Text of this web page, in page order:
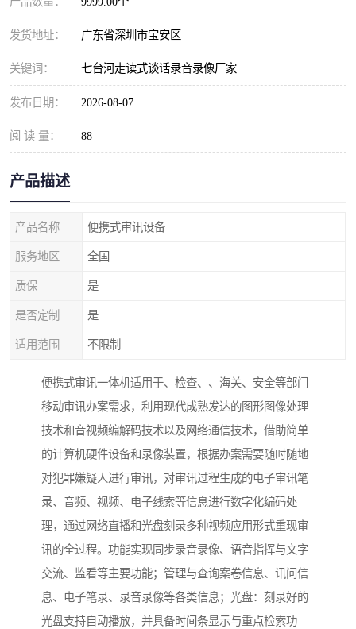
发货地址： 广东省深圳市宝安区
关键词： 七台河走读式谈话录音录像厂家
发布日期： 2026-08-07
阅 读 量： 88
产品描述
产品名称 便携式审讯设备
服务地区 全国
质保 是
是否定制 是
适用范围 不限制
便携式审讯一体机适用于、检查、、海关、安全等部门
移动审讯办案需求，利用现代成熟发达的图形图像处理
技术和音视频编解码技术以及网络通信技术，借助简单
的计算机硬件设备和录像装置，根据办案需要随时随地
对犯罪嫌疑人进行审讯，对审讯过程生成的电子审讯笔
录、音频、视频、电子线索等信息进行数字化编码处
理，通过网络直播和光盘刻录多种视频应用形式重现审
讯的全过程。功能实现同步录音录像、语音指挥与文字
交流、监看等主要功能；管理与查询案卷信息、讯问信
息、电子笔录、录音录像等各类信息；光盘：刻录好的
光盘支持自动播放，并具备时间条显示与重点检索功